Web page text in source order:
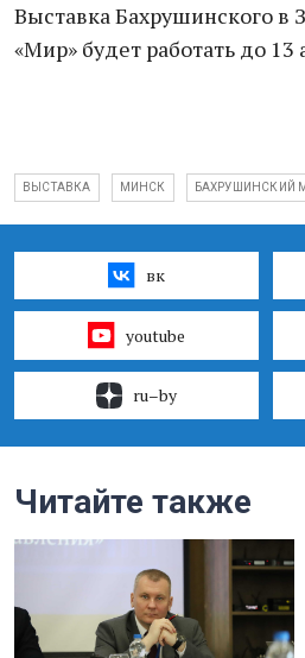
Выставка Бахрушинского в
«Мир» будет работать до 13
ВЫСТАВКА МИНСК БАХРУШИНСКИЙ
вк
youtube
ru–by
Читайте также